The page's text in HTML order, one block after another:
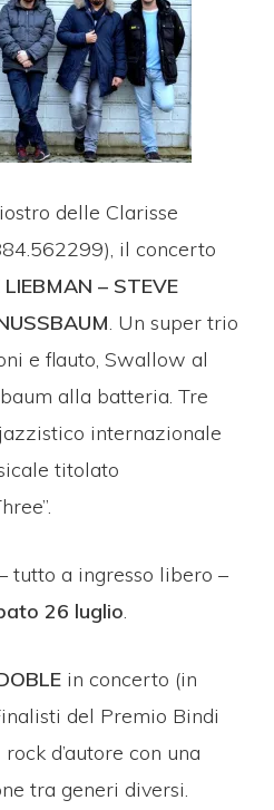
delle Clarisse
il concerto
LIEBMAN – STEVE
. Un super trio
e flauto, Swallow al
alla batteria. Tre
internazionale
titolato
tutto a ingresso libero –
26 luglio.
in concerto (in
del Premio Bindi
d’autore con una
tra generi diversi.